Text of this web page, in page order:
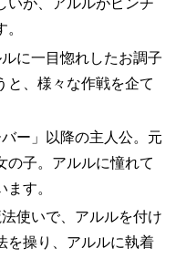
いが、アルルがピンチ
に一目惚れしたお調子
と、様々な作戦を企て
ー」以降の主人公。元
の子。アルルに憧れて
す。
使いで、アルルを付け
を操り、アルルに執着